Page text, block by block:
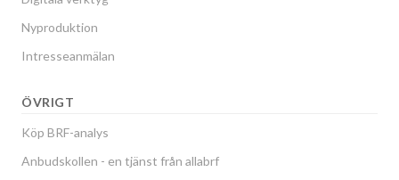
Nyproduktion
Intresseanmälan
ÖVRIGT
Köp BRF-analys
Anbudskollen - en tjänst från allabrf